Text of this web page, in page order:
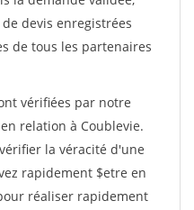
devis enregistrées
de tous les partenaires
vérifiées par notre
relation à Coublevie.
la véracité d'une
rapidement $etre en
réaliser rapidement